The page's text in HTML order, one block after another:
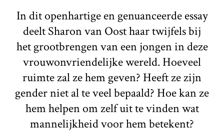
In dit openhartige en genuanceerde essay
deelt Sharon van Oost haar twijfels bij
het grootbrengen van een jongen in deze
vrouwonvriendelijke wereld. Hoeveel
ruimte zal ze hem geven? Heeft ze zijn
gender niet al te veel bepaald? Hoe kan ze
hem helpen om zelf uit te vinden wat
mannelijkheid voor hem betekent?